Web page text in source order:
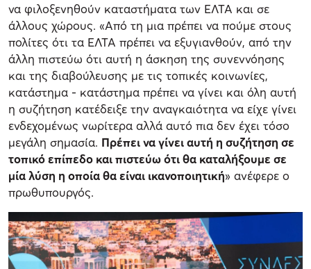
να φιλοξενηθούν καταστήματα των ΕΛΤΑ και σε
άλλους χώρους. «Από τη μια πρέπει να πούμε στους
πολίτες ότι τα ΕΛΤΑ πρέπει να εξυγιανθούν, από την
άλλη πιστεύω ότι αυτή η άσκηση της συνεννόησης
και της διαβούλευσης με τις τοπικές κοινωνίες,
κατάστημα - κατάστημα πρέπει να γίνει και όλη αυτή
η συζήτηση κατέδειξε την αναγκαιότητα να είχε γίνει
ενδεχομένως νωρίτερα αλλά αυτό πια δεν έχει τόσο
μεγάλη σημασία. Πρέπει να γίνει αυτή η συζήτηση σε
τοπικό επίπεδο και πιστεύω ότι θα καταλήξουμε σε
μία λύση η οποία θα είναι ικανοποιητική» ανέφερε ο
πρωθυπουργός.